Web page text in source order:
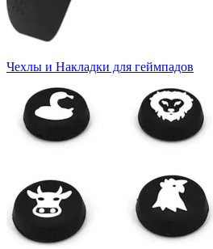
Чехлы и Накладки для геймпадов